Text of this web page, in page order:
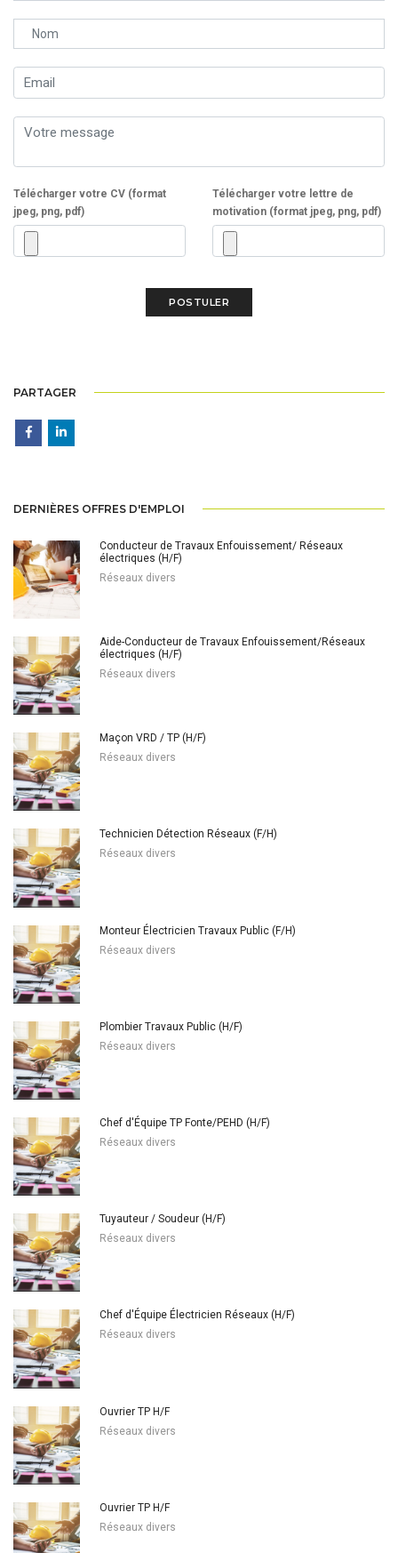
Télécharger votre CV (format
jpeg, png, pdf)
Télécharger votre lettre de
motivation (format jpeg, png, pdf)
PARTAGER
DERNIÈRES OFFRES D'EMPLOI
Conducteur de Travaux Enfouissement/ Réseaux
électriques (H/F)
Réseaux divers
Aide-Conducteur de Travaux Enfouissement/Réseaux
électriques (H/F)
Réseaux divers
Maçon VRD / TP (H/F)
Réseaux divers
Technicien Détection Réseaux (F/H)
Réseaux divers
Monteur Électricien Travaux Public (F/H)
Réseaux divers
Plombier Travaux Public (H/F)
Réseaux divers
Chef d'Équipe TP Fonte/PEHD (H/F)
Réseaux divers
Tuyauteur / Soudeur (H/F)
Réseaux divers
Chef d'Équipe Électricien Réseaux (H/F)
Réseaux divers
Ouvrier TP H/F
Réseaux divers
Ouvrier TP H/F
Réseaux divers